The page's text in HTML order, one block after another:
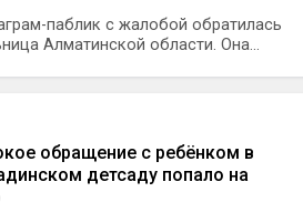
паблик с жалобой обратилась
Алматинской области. Она...
обращение с ребёнком в
детсаду попало на